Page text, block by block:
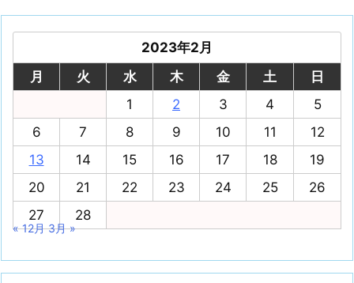
2023年2月
月
火 水 木 金 土
日
1
2 3 4
5
6
7 8 9 10 11
12
13
14 15 16 17 18
19
20
21 22 23 24 25
26
27
28
« 12月 3月 »